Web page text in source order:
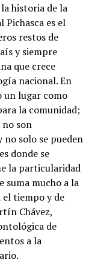
historia de la
es el
restos de
y siempre
que crece
nacional. En
un lugar como
la comunidad;
no son
no solo se pueden
donde se
la particularidad
suma mucho a la
el tiempo y de
Chávez,
de
a la